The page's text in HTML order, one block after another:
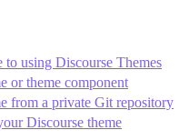
to using Discourse Themes
or theme component
from a private Git repository
Discourse theme